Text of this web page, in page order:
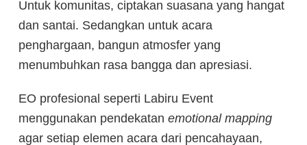
Untuk komunitas, ciptakan suasana yang hangat
dan santai. Sedangkan untuk acara
penghargaan, bangun atmosfer yang
menumbuhkan rasa bangga dan apresiasi.
EO profesional seperti Labiru Event
menggunakan pendekatan emotional mapping
agar setiap elemen acara dari pencahayaan,